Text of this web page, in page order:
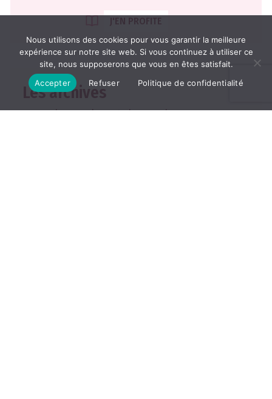
J'EN PROFITE
Les archives
2026 2025 2024 2023 2022
Nous utilisons des cookies pour vous garantir la meilleure
expérience sur notre site web. Si vous continuez à utiliser ce
site, nous supposerons que vous en êtes satisfait.
Accepter
Refuser Politique de confidentialité